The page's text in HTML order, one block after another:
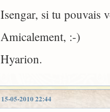
Isengar, si tu pouvais
Amicalement, :-)
Hyarion.
15-05-2010 22:44